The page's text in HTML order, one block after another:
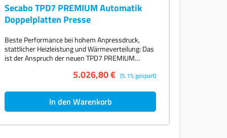
Secabo TPD7 PREMIUM Automatik
Doppelplatten Presse
Beste Performance bei hohem Anpressdruck,
stattlicher Heizleistung und Wärmeverteilung: Das
ist der Anspruch der neuen TPD7 PREMIUM
Doppelplatten-Presse überzeugt mit
vielseitigen Features und einem modularen
Aufbau. Auf den großzügig dimensionierten
Basisplatten von jeweils 40cm x 50cm lassen sich
5.026,80 € (5.1% gespart)
In den Warenkorb